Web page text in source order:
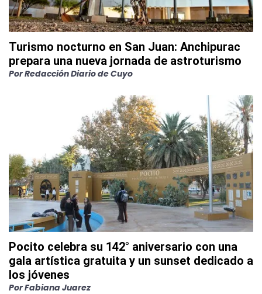
Turismo nocturno en San Juan: Anchipurac
prepara una nueva jornada de astroturismo
PorRedacción Diario de Cuyo
Pocito celebra su 142° aniversario con una
gala artística gratuita y un sunset dedicado a
los jóvenes
PorFabiana Juarez